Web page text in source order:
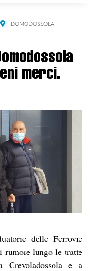
DOMODOSSOLA
merci.
delle Ferrovie
rumore lungo le tratte
e a